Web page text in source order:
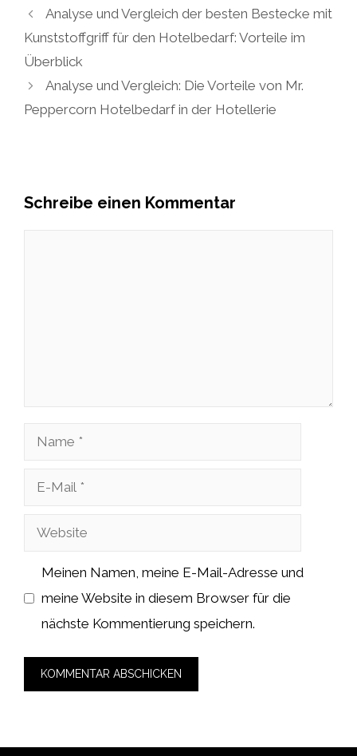
Analyse und Vergleich der besten Bestecke mit
Kunststoffgriff für den Hotelbedarf: Vorteile im
Überblick
Analyse und Vergleich: Die Vorteile von Mr.
Peppercorn Hotelbedarf in der Hotellerie
Schreibe einen Kommentar
Name
Website
Meinen Namen, meine E-Mail-Adresse und
meine Website in diesem Browser für die
nächste Kommentierung speichern.